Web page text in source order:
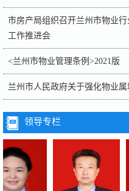
市房产局组织召开兰州市物业
工作推进会
<兰州市物业管理条例>2021版
兰州市人民政府关于强化物业
领导专栏